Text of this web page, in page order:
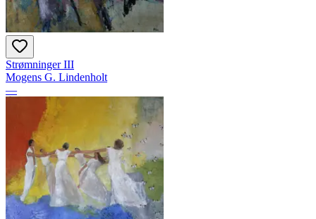
Strømninger III
Mogens G. Lindenholt
—